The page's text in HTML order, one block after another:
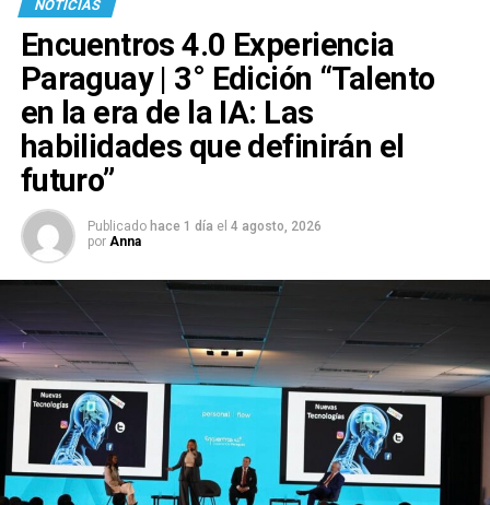
NOTICIAS
Encuentros 4.0 Experiencia
Paraguay | 3° Edición “Talento
en la era de la IA: Las
habilidades que definirán el
futuro”
Publicado hace 1 día el 4 agosto, 2026
por Anna